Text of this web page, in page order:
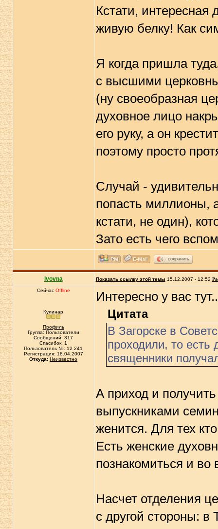
Кстати, интересная
живую белку! Как
Я когда пришла
с высшими
(ну своеобразная
духовное лицо
его руку, а он
поэтому просто
Случай -
попасть миллионы,
кстати, не один),
Зато есть чего
сохранить
lvovna Показать ссылку этой темы 15.12.2007 - 12:52
Сейчас Offline
Кулинар
Профиль
Группа: Пользователи
Сообщений: 317
Спасибок: 1
Пользователь №: 12 241
Регистрация: 18.04.2007
Откуда: Неизвестно
Интересно у вас
Цитата
В Загорске в
проходили, то есть
священники
А приход и
выпускниками
женится. Для тех
Есть женские
познакомиться и
Насчет отделения
с другой стороны: в